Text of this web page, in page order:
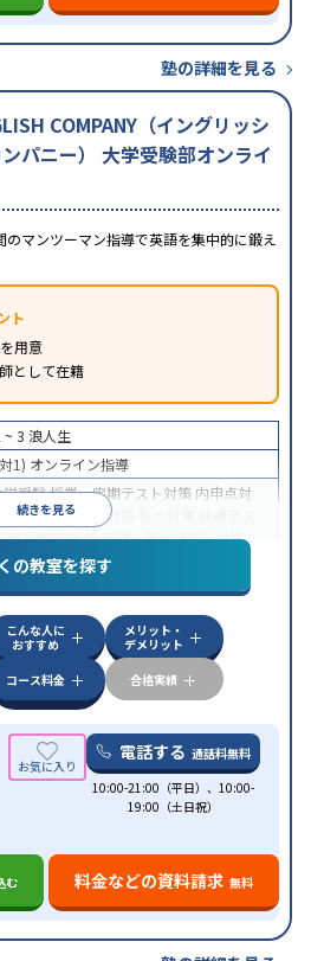
塾の詳細を見る
COMPANY（イングリッシ
パニー） 大学受験部オンライ
のマンツーマン指導で英語を集中的に鍛え
ト
用意
として在籍
続きを見る
~ 3 浪人生
1) オンライン指導
学受験授業・定期テスト対策 内申点対
の定着国公立大対策
(英語検定)対策英語・英会話特化対策
生に対応授業の振替可能
・タブレットを利用オンライン対応1
可能
の教室を探す
こんな人に
おすすめ
メリット・
デメリット
コース料金 合格実績
電話する 通話料無料
10:00-21:00（平日）、10:00-
19:00（土日祝）
む 料金などの資料請求 無料